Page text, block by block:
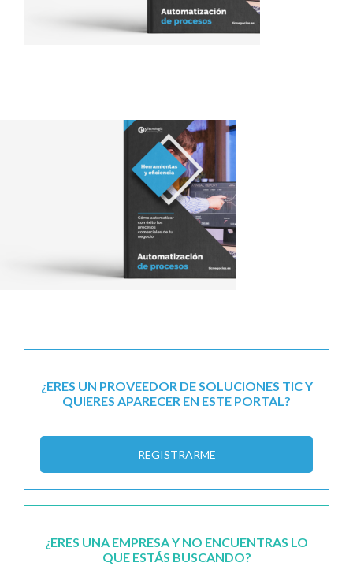
¿ERES UN PROVEEDOR DE SOLUCIONES TIC Y
QUIERES APARECER EN ESTE PORTAL?
REGISTRARME
¿ERES UNA EMPRESA Y NO ENCUENTRAS LO
QUE ESTÁS BUSCANDO?